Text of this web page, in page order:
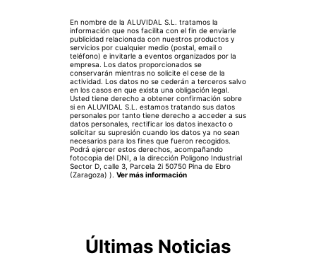
En nombre de la ALUVIDAL S.L. tratamos la
información que nos facilita con el fin de enviarle
publicidad relacionada con nuestros productos y
servicios por cualquier medio (postal, email o
teléfono) e invitarle a eventos organizados por la
empresa. Los datos proporcionados se
conservarán mientras no solicite el cese de la
actividad. Los datos no se cederán a terceros salvo
en los casos en que exista una obligación legal.
Usted tiene derecho a obtener confirmación sobre
si en ALUVIDAL S.L. estamos tratando sus datos
personales por tanto tiene derecho a acceder a sus
datos personales, rectificar los datos inexacto o
solicitar su supresión cuando los datos ya no sean
necesarios para los fines que fueron recogidos.
Podrá ejercer estos derechos, acompañando
fotocopia del DNI, a la dirección Poligono Industrial
Sector D, calle 3, Parcela 2i 50750 Pina de Ebro
(Zaragoza) ). Ver más información
Últimas Noticias